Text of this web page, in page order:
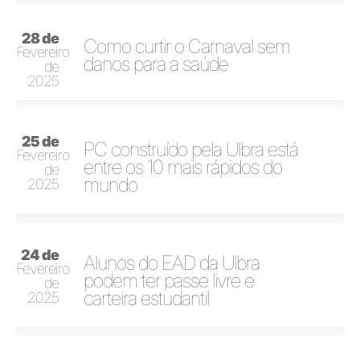
28 de
Fevereiro
de
2025
Como curtir o Carnaval sem
danos para a saúde
25 de
Fevereiro
de
2025
PC construído pela Ulbra está
entre os 10 mais rápidos do
mundo
24 de
Fevereiro
de
2025
Alunos do EAD da Ulbra
podem ter passe livre e
carteira estudantil